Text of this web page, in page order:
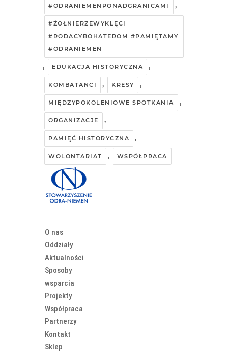
#ODRANIEMENPONADGRANICAMI ,
#ŻOŁNIERZEWYKLĘCI
#RODACYBOHATEROM #PAMIĘTAMY
#ODRANIEMEN
, EDUKACJA HISTORYCZNA ,
KOMBATANCI , KRESY ,
MIĘDZYPOKOLENIOWE SPOTKANIA ,
ORGANIZACJE ,
PAMIĘĆ HISTORYCZNA ,
WOLONTARIAT , WSPÓŁPRACA
O nas
Oddziały
Aktualności
Sposoby
wsparcia
Projekty
Współpraca
Partnerzy
Kontakt
Sklep